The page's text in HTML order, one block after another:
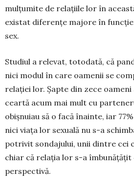
mulțumite de relațiile lor în
existat diferențe majore în funcție
sex.
Studiul a relevat, totodată, că
nici modul în care oamenii se
relației lor. Șapte din zece oameni
ceartă acum mai mult cu
obișnuiau să o facă înainte, iar
nici viața lor sexuală nu s-a
potrivit sondajului, unii dintre cei
chiar că relația lor s-a îmbunățățit
perspectivă.